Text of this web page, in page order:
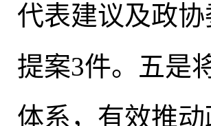
代表建议及政
提案3件。 五是
体系，有效推